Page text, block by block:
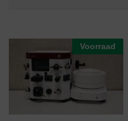
Voorraad